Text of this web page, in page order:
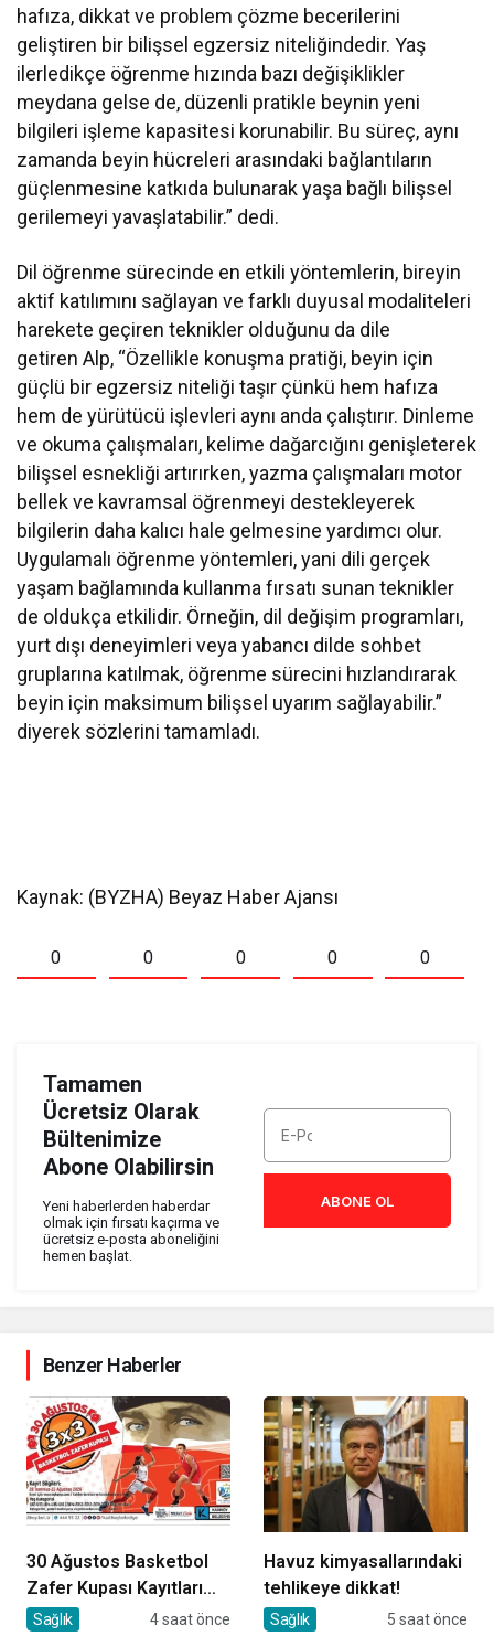
hafıza, dikkat ve problem çözme becerilerini
geliştiren bir bilişsel egzersiz niteliğindedir. Yaş
ilerledikçe öğrenme hızında bazı değişiklikler
meydana gelse de, düzenli pratikle beynin yeni
bilgileri işleme kapasitesi korunabilir. Bu süreç, aynı
zamanda beyin hücreleri arasındaki bağlantıların
güçlenmesine katkıda bulunarak yaşa bağlı bilişsel
gerilemeyi yavaşlatabilir.” dedi.
Dil öğrenme sürecinde en etkili yöntemlerin, bireyin
aktif katılımını sağlayan ve farklı duyusal modaliteleri
harekete geçiren teknikler olduğunu da dile
getiren Alp, “Özellikle konuşma pratiği, beyin için
güçlü bir egzersiz niteliği taşır çünkü hem hafıza
hem de yürütücü işlevleri aynı anda çalıştırır. Dinleme
ve okuma çalışmaları, kelime dağarcığını genişleterek
bilişsel esnekliği artırırken, yazma çalışmaları motor
bellek ve kavramsal öğrenmeyi destekleyerek
bilgilerin daha kalıcı hale gelmesine yardımcı olur.
Uygulamalı öğrenme yöntemleri, yani dili gerçek
yaşam bağlamında kullanma fırsatı sunan teknikler
de oldukça etkilidir. Örneğin, dil değişim programları,
yurt dışı deneyimleri veya yabancı dilde sohbet
gruplarına katılmak, öğrenme sürecini hızlandırarak
beyin için maksimum bilişsel uyarım sağlayabilir.”
diyerek sözlerini tamamladı.
Kaynak: (BYZHA) Beyaz Haber Ajansı
0 0 0 0 0
Tamamen
Ücretsiz Olarak
Bültenimize
Abone Olabilirsin
Yeni haberlerden haberdar
olmak için fırsatı kaçırma ve
ücretsiz e-posta aboneliğini
hemen başlat.
ABONE OL
Benzer Haberler
30 Ağustos Basketbol
Zafer Kupası Kayıtları
Devam Ediyor
Sağlık 4 saat önce
Havuz kimyasallarındaki
tehlikeye dikkat!
Sağlık 5 saat önce